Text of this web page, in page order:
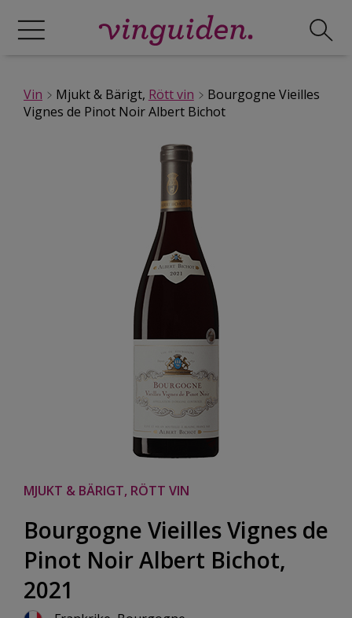
Vin Mjukt & Bärigt, Rött vin
Bourgogne Vieilles
Vignes de Pinot Noir Albert Bichot
MJUKT & BÄRIGT, RÖTT VIN
Bourgogne Vieilles Vignes de
Pinot Noir Albert Bichot,
2021